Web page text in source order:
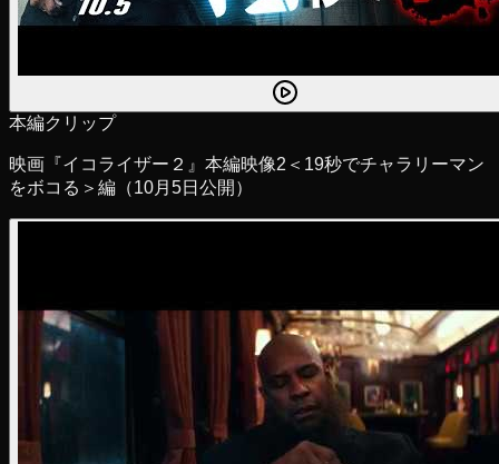
本編クリップ
映画『イコライザー２』本編映像2＜19秒でチャラリーマン
をボコる＞編（10月5日公開）